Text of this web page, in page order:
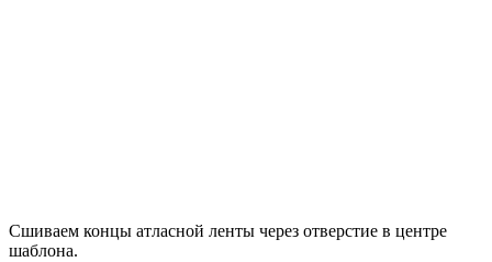
Сшиваем концы атласной ленты через отверстие в центре
шаблона.